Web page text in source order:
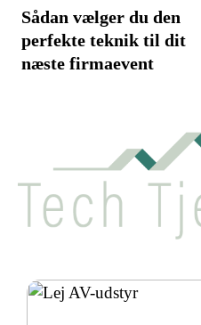
Sådan vælger du den
perfekte teknik til dit
næste firmaevent